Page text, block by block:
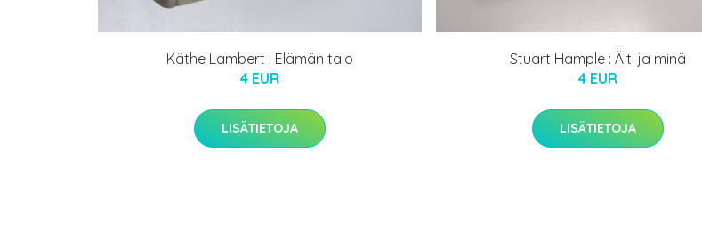
Käthe Lambert : Elämän talo
4 EUR
LISÄTIETOJA
Stuart Hample : Äiti ja minä
4 EUR
LISÄTIETOJA